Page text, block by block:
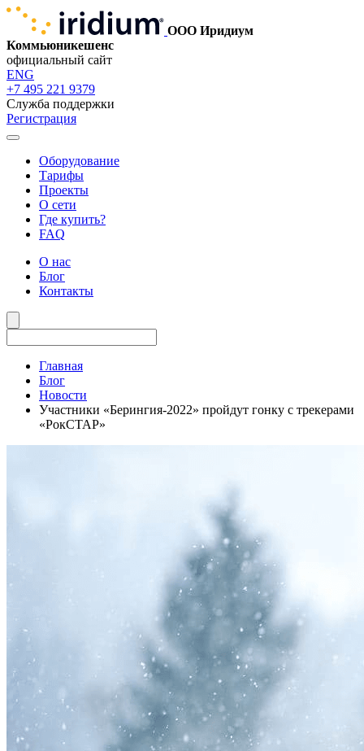
ООО Иридиум
Коммьюникешенс
официальный сайт
ENG
+7 495 221 9379
Служба поддержки
Регистрация
Оборудование
Тарифы
Проекты
О сети
Где купить?
FAQ
О нас
Блог
Контакты
Главная
Блог
Новости
Участники «Берингия-2022» пройдут гонку с трекерами
«РокСТАР»